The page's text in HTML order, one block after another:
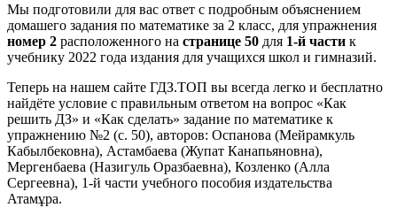
Мы подготовили для вас ответ c подробным объяснением
домашего задания по математике за 2 класс, для упражнения
номер 2 расположенного на странице 50 для 1-й части к
учебнику 2022 года издания для учащихся школ и гимназий.
Теперь на нашем сайте ГДЗ.ТОП вы всегда легко и бесплатно
найдёте условие с правильным ответом на вопрос «Как
решить ДЗ» и «Как сделать» задание по математике к
упражнению №2 (с. 50), авторов: Оспанова (Мейрамкуль
Кабылбековна), Астамбаева (Жупат Канапьяновна),
Мергенбаева (Назигуль Оразбаевна), Козленко (Алла
Сергеевна), 1-й части учебного пособия издательства
Атамұра.